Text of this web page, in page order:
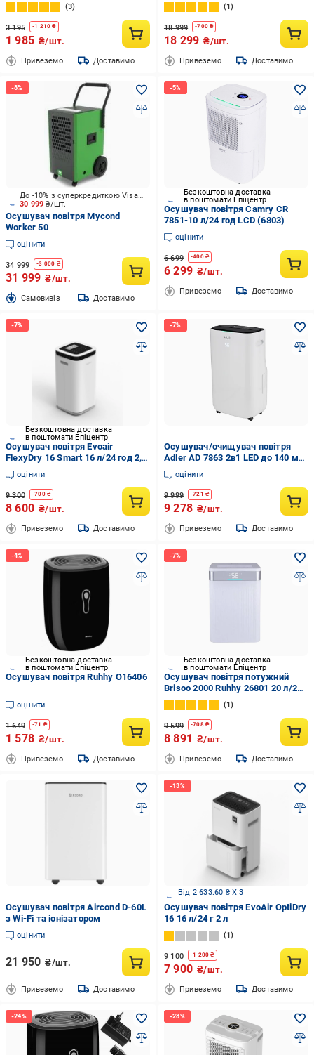
3
3 195 -1 210 ₴
1 985 ₴/шт.
Привеземо Доставимо
1
18 999 -700₴
18 299 ₴/шт.
Привеземо Доставимо
30 999₴/шт.
До -10% з суперкредиткою Visa Вигода
Осушувач повітря Mycond
Worker 50
оцінити
34 999 -3 000 ₴
31 999 ₴/шт.
Cамовивіз Доставимо
Безкоштовна доставка
в поштомати Епіцентр
Осушувач повітря Camry CR
7851-10 л/24 год LCD (6803)
оцінити
6 699 -400₴
6 299 ₴/шт.
Привеземо Доставимо
Безкоштовна доставка
в поштомати Епіцентр
Осушувач повітря Evoair
FlexyDry 16 Smart 16 л/24 год 2,2
л
оцінити
9 300 -700₴
8 600 ₴/шт.
Привеземо Доставимо
Осушувач/очищувач повітря
Adler AD 7863 2в1 LED до 140 м3
(32563670)
оцінити
9 999 -721 ₴
9 278 ₴/шт.
Привеземо Доставимо
Безкоштовна доставка
в поштомати Епіцентр
Осушувач повітря Ruhhy O16406
оцінити
1 649 -71 ₴
1 578 ₴/шт.
Привеземо Доставимо
Безкоштовна доставка
в поштомати Епіцентр
Осушувач повітря потужний
Brisoo 2000 Ruhhy 26801 20 л/24
год конденсаційнийгігростат
таймер WiFi
1
9 599 -708₴
8 891 ₴/шт.
Привеземо Доставимо
Осушувач повітря Aircond D-60L
з Wi-Fi та іонізатором
оцінити
21 950 ₴/шт.
Привеземо Доставимо
Від 2 633.60 ₴ X 3
Осушувач повітря EvoAir OptiDry
16 16 л/24 г 2 л
1
9 100 -1 200 ₴
7 900 ₴/шт.
Привеземо Доставимо